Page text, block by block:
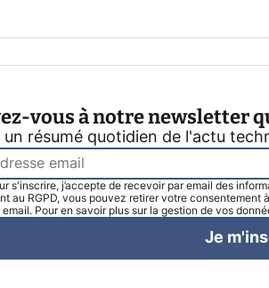
vous à notre newsletter
un résumé quotidien de l'actu
s'inscrire, j’accepte de recevoir par email des
au RGPD, vous pouvez retirer votre
Pour en savoir plus sur la gestion de vos
Je